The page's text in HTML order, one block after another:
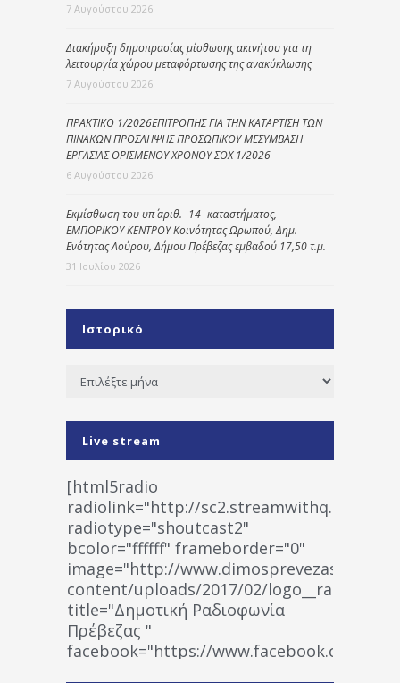
7 Αυγούστου 2026
Διακήρυξη δημοπρασίας μίσθωσης ακινήτου για τη
λειτουργία χώρου μεταφόρτωσης της ανακύκλωσης
7 Αυγούστου 2026
ΠΡΑΚΤΙΚΟ 1/2026ΕΠΙΤΡΟΠΗΣ ΓΙΑ ΤΗΝ ΚΑΤΑΡΤΙΣΗ ΤΩΝ
ΠΙΝΑΚΩΝ ΠΡΟΣΛΗΨΗΣ ΠΡΟΣΩΠΙΚΟΥ ΜΕΣΥΜΒΑΣΗ
ΕΡΓΑΣΙΑΣ ΟΡΙΣΜΕΝΟΥ ΧΡΟΝΟΥ ΣΟΧ 1/2026
6 Αυγούστου 2026
Εκμίσθωση του υπ΄ αριθ. -14- καταστήματος,
ΕΜΠΟΡΙΚΟΥ ΚΕΝΤΡΟΥ Κοινότητας Ωρωπού, Δημ.
Ενότητας Λούρου, Δήμου Πρέβεζας εμβαδού 17,50 τ.μ.
31 Ιουλίου 2026
Ιστορικό
Ιστορικό
Live stream
[html5radio
radiolink="http://
radiotype="shoutcast2"
bcolor="ffffff" frameborder="0"
image="http://www.dimosprevezas.gr/wp-
content/uploads/2017/02/
title="Δημοτική Ραδιοφωνία
Πρέβεζας "
facebook="https://www.facebook.com/